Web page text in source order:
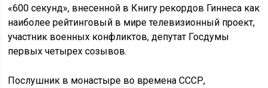
«600 секунд», внесенной в Книгу рекордов Гиннеса как
наиболее рейтинговый в мире телевизионный проект,
участник военных конфликтов, депутат Госдумы
первых четырех созывов.
Послушник в монастыре во времена СССР,